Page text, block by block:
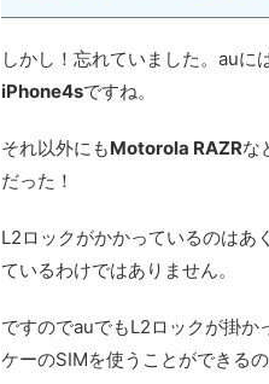
しかし！忘れていました。auに
iPhone4sですね。
それ以外にもMotorola RAZRな
だった！
L2ロックがかかっているのはあ
ているわけではありません。
ですのでauでもL2ロックが掛
ケーのSIMを使うことができる